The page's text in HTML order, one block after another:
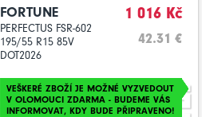
FORTUNE
PERFECTUS FSR-602
195/55 R15 85V
DOT2026
1 016 Kč
42.31 €
VEŠKERÉ ZBOŽÍ JE MOŽNÉ VYZVEDOUT
V OLOMOUCI ZDARMA - BUDEME VÁS
INFORMOVAT, KDY BUDE PŘIPRAVENO!